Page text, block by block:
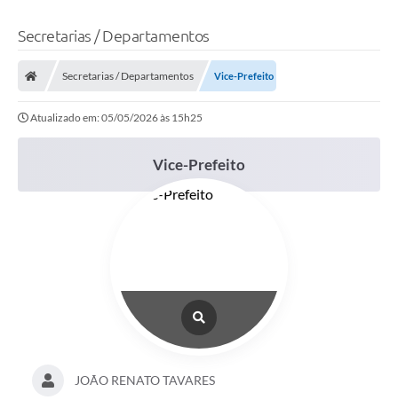
Secretarias / Departamentos
Secretarias / Departamentos Vice-Prefeito
Atualizado em: 05/05/2026 às 15h25
Vice-Prefeito
JOÃO RENATO TAVARES